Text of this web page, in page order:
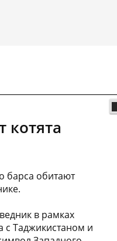
барса обитают
в рамках
с Таджикистаном и